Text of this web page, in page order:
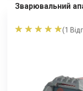
Зварювальний
(1